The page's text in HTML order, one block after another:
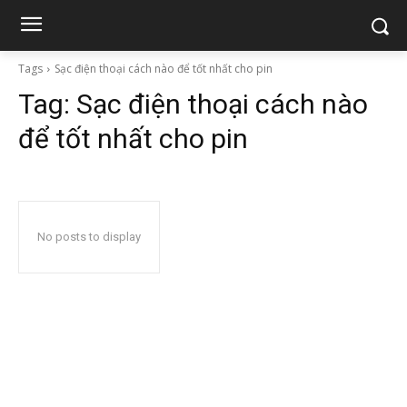
Tags Sạc điện thoại cách nào để tốt nhất cho pin
Tag: Sạc điện thoại cách nào
để tốt nhất cho pin
No posts to display